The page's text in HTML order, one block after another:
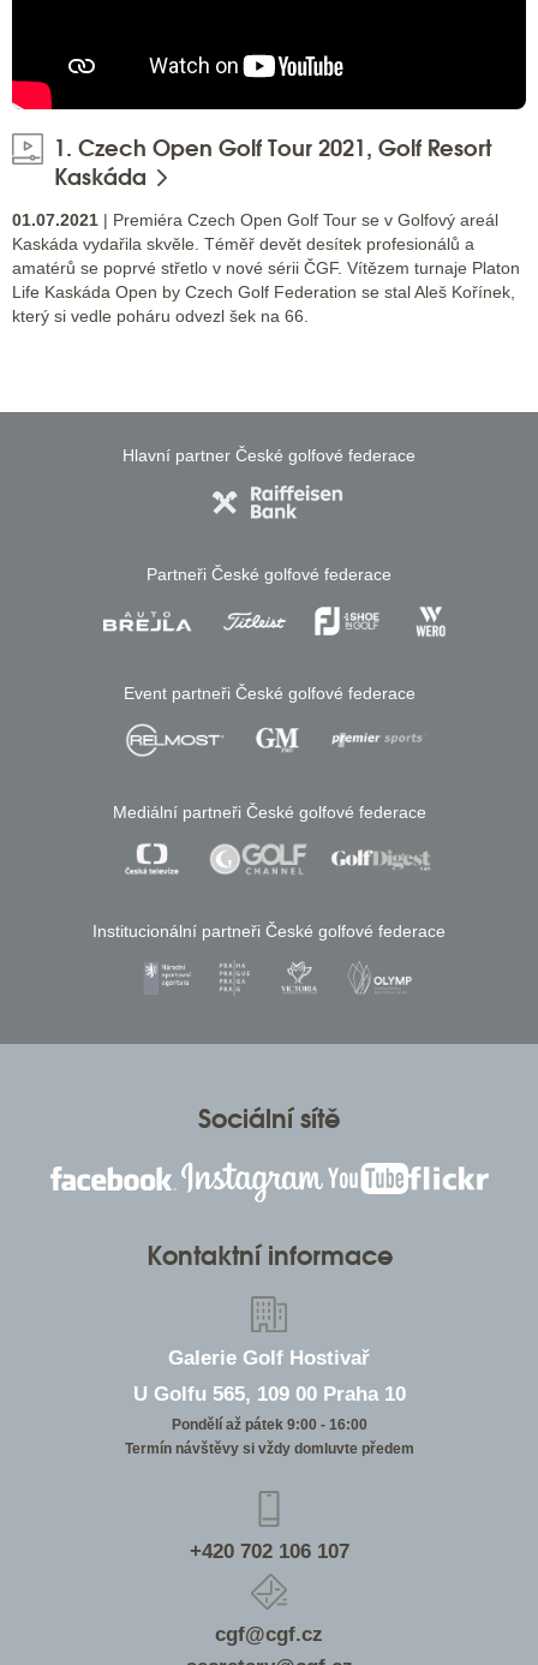
1. Czech Open Golf Tour 2021, Golf Resort
Kaskáda
01.07.2021 | Premiéra Czech Open Golf Tour se v Golfový areál
Kaskáda vydařila skvěle. Téměř devět desítek profesionálů a
amatérů se poprvé střetlo v nové sérii ČGF. Vítězem turnaje Platon
Life Kaskáda Open by Czech Golf Federation se stal Aleš Kořínek,
který si vedle poháru odvezl šek na 66.
Hlavní partner České golfové federace
Partneři České golfové federace
Event partneři České golfové federace
Mediální partneři České golfové federace
Institucionální partneři České golfové federace
Sociální sítě
Kontaktní informace
Galerie Golf Hostivař
U Golfu 565, 109 00 Praha 10
Pondělí až pátek 9:00 - 16:00
Termín návštěvy si vždy domluvte předem
+420 702 106 107
cgf@cgf.cz